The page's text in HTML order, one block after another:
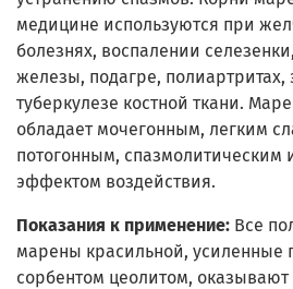
медицине используются при
болезнях, воспалении
железы, подагре, полиартритах,
туберкулезе костной ткани.
обладает мочегонным, легким
потогонным, спазмолитическим
эффектом воздействия.
Показания к применение: Все
марены красильной, усиленные
сорбентом цеолитом,